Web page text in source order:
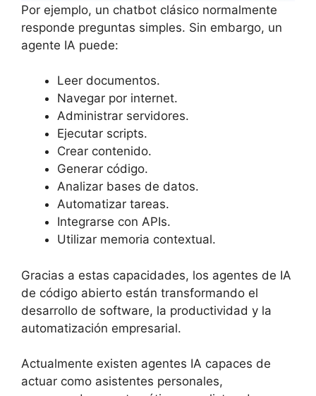
Por ejemplo, un chatbot clásico normalmente
responde preguntas simples. Sin embargo, un
agente IA puede:
Leer documentos.
Navegar por internet.
Administrar servidores.
Ejecutar scripts.
Crear contenido.
Generar código.
Analizar bases de datos.
Automatizar tareas.
Integrarse con APIs.
Utilizar memoria contextual.
Gracias a estas capacidades, los agentes de IA
de código abierto están transformando el
desarrollo de software, la productividad y la
automatización empresarial.
Actualmente existen agentes IA capaces de
actuar como asistentes personales,